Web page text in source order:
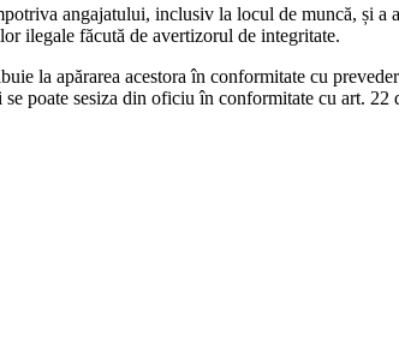
angajatului, inclusiv la locul de muncă, și a
ilegale făcută de avertizorul de integritate.
la apărarea acestora în conformitate cu
poate sesiza din oficiu în conformitate cu art. 22